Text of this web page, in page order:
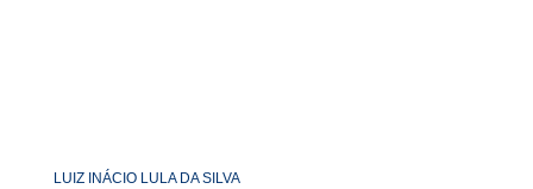
LUIZ INÁCIO LULA DA SILVA